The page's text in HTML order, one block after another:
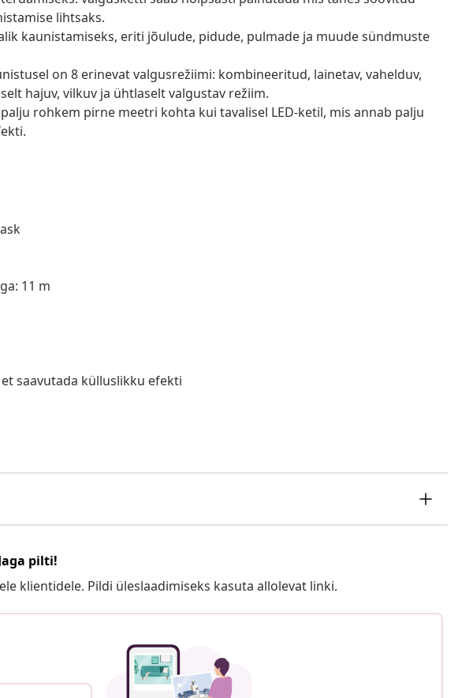
lihtsaks.
kaunistamiseks, eriti jõulude, pidude, pulmade ja muude sündmuste
on 8 erinevat valgusrežiimi: kombineeritud, lainetav, vahelduv,
hajuv, vilkuv ja ühtlaselt valgustav režiim.
rohkem pirne meetri kohta kui tavalisel LED-ketil, mis annab palju
11 m
saavutada külluslikku efekti
pilti!
klientidele. Pildi üleslaadimiseks kasuta allolevat linki.